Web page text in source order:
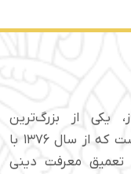
یکی از بزرگ‌ترین
مجموعه‌های فرهنگی و مذهبی ایران است که از سال ۱۳۷۶ با
معرفت دینی